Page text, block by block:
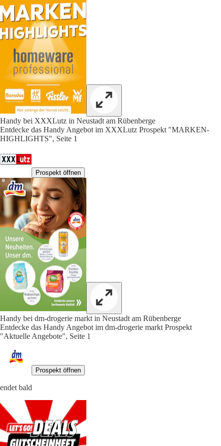
Handy bei XXXLutz in Neustadt am Rübenberge
Entdecke das Handy Angebot im XXXLutz Prospekt "MARKEN-
HIGHLIGHTS", Seite 1
Prospekt öffnen
Handy bei dm-drogerie markt in Neustadt am Rübenberge
Entdecke das Handy Angebot im dm-drogerie markt Prospekt
"Aktuelle Angebote", Seite 1
Prospekt öffnen
endet bald